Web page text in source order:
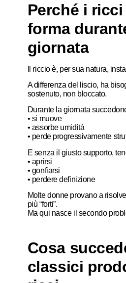
Perché i
forma
giornata
Il riccio è, per sua natura,
A differenza del liscio, ha
sostenuto, non bloccato.
Durante la giornata
• si muove
• assorbe umidità
• perde progressivamente
E senza il giusto supporto,
• aprirsi
• gonfiarsi
• perdere definizione
Molte donne provano a
più “forti”.
Ma qui nasce il secondo
Cosa
classici